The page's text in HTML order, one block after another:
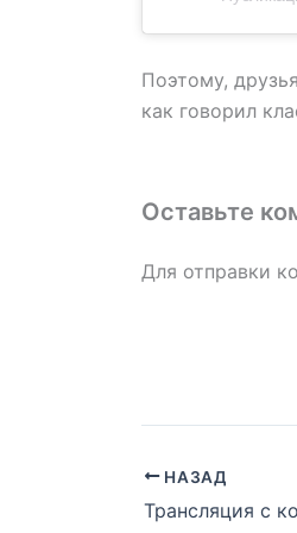
Поэтому,
как говорил
Оставьте
Для отправки
НАЗАД